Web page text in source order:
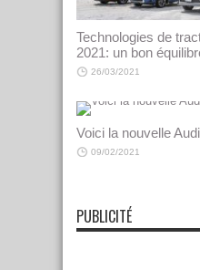
Technologies de
2021: un bon
26/03/2021
Voici la nouvelle
09/02/2021
PUBLICITÉ